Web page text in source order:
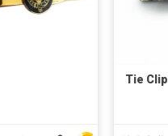
Tie Clip